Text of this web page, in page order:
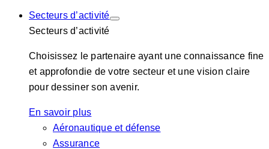
Secteurs d’activité
Secteurs d’activité
Choisissez le partenaire ayant une connaissance fine
et approfondie de votre secteur et une vision claire
pour dessiner son avenir.
En savoir plus
Aéronautique et défense
Assurance